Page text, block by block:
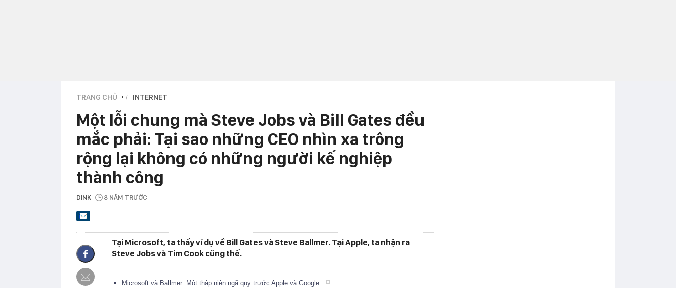
TRANG CHỦ › INTERNET
Một lỗi chung mà Steve Jobs và Bill Gates đều
mắc phải: Tại sao những CEO nhìn xa trông
rộng lại không có những người kế nghiệp
thành công
DINK 8 NĂM TRƯỚC
Tại Microsoft, ta thấy ví dụ về Bill Gates và Steve Ballmer. Tại Apple, ta nhận ra
Steve Jobs và Tim Cook cũng thế.
Microsoft và Ballmer: Một thập niên ngã quỵ trước Apple và Google